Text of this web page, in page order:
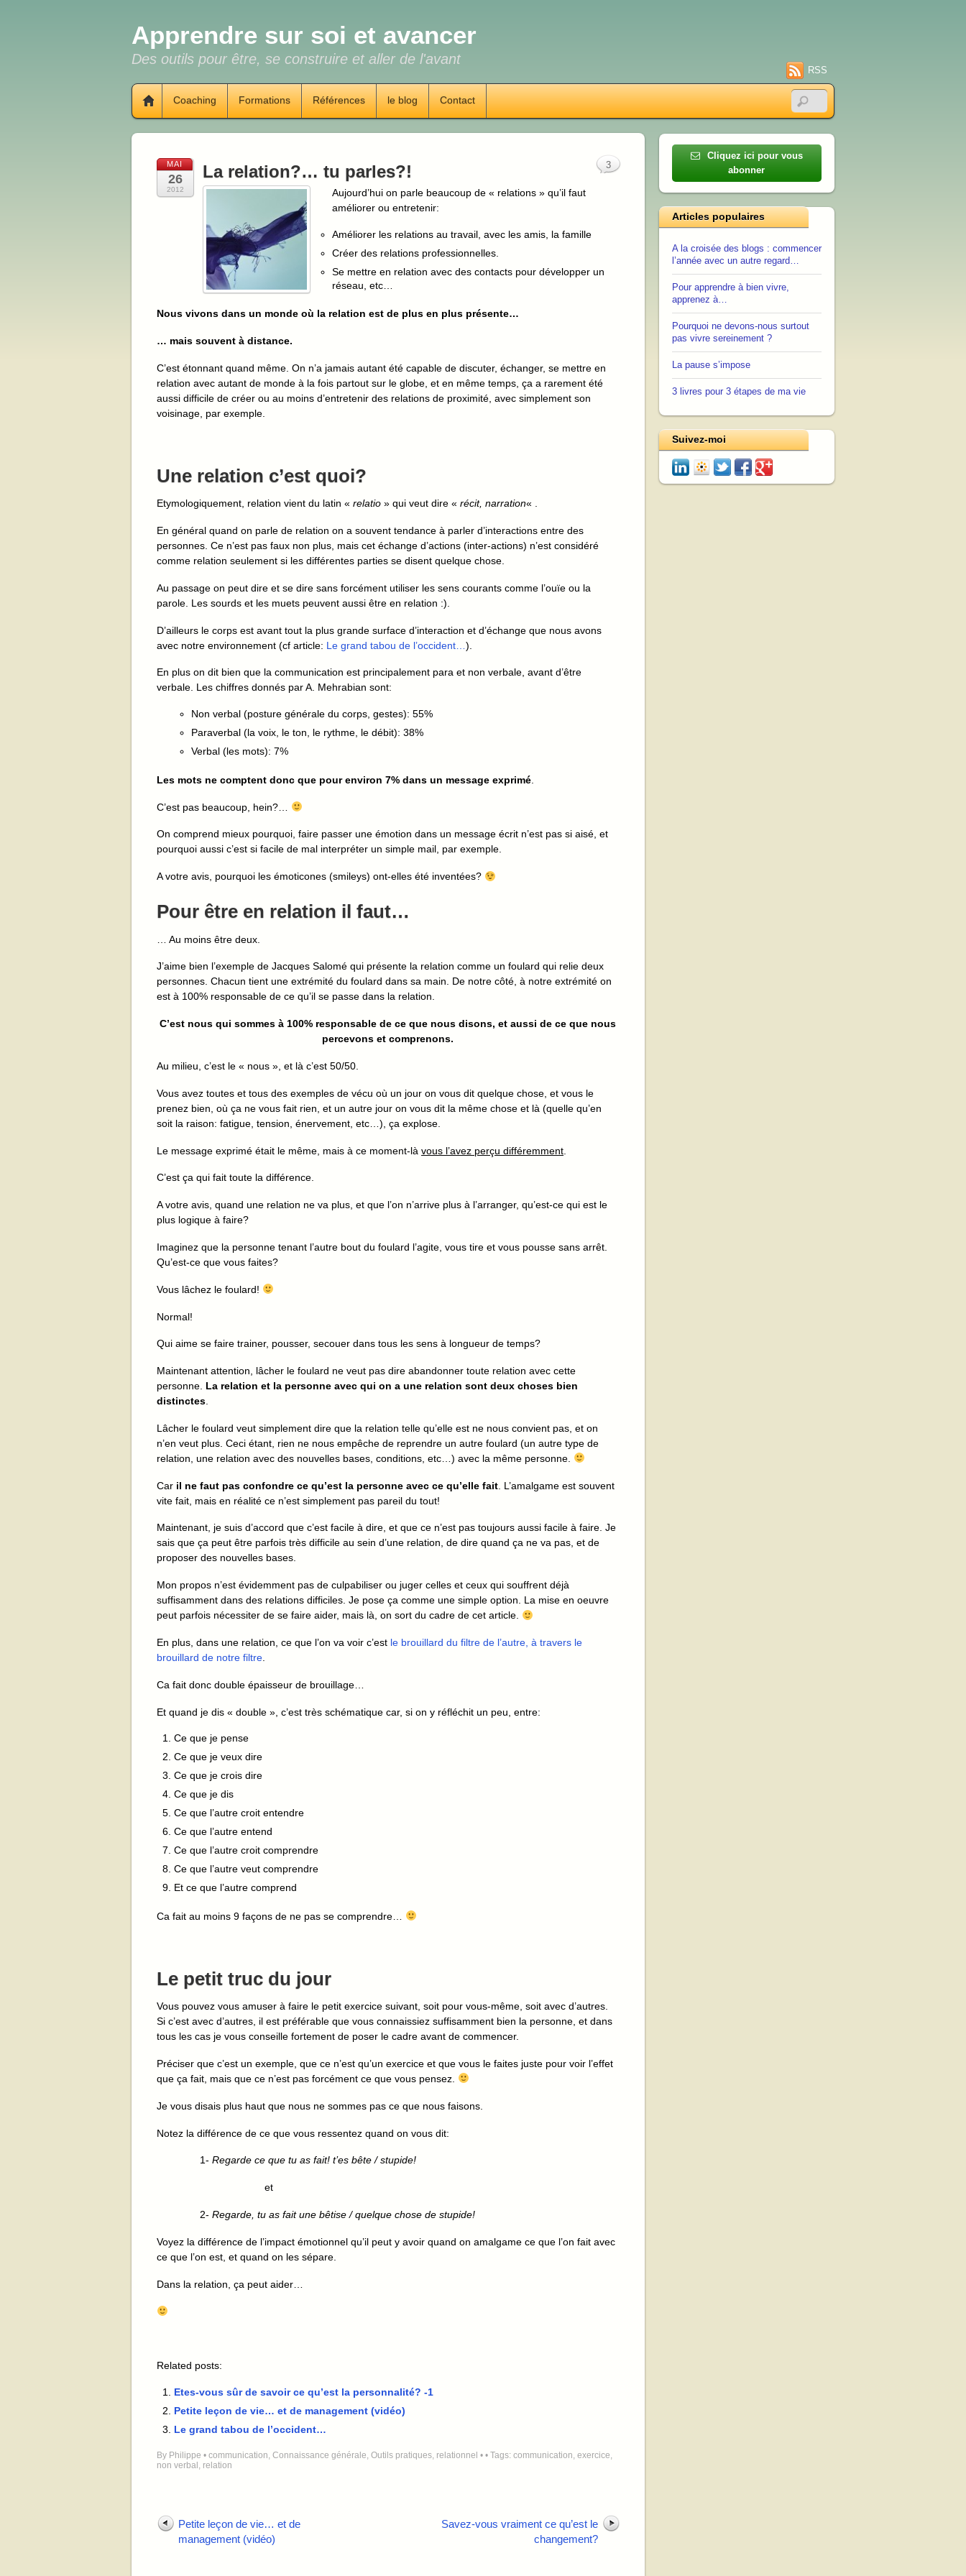
Apprendre sur soi et avancer
Des outils pour être, se construire et aller de l'avant
RSS
Coaching Formations Références le blog Contact
MAI
26
2012
La relation?… tu parles?!
Aujourd’hui on parle beaucoup de « relations » qu’il faut
améliorer ou entretenir:
Améliorer les relations au travail, avec les amis, la famille
Créer des relations professionnelles.
Se mettre en relation avec des contacts pour développer un
réseau, etc…
Nous vivons dans un monde où la relation est de plus en plus présente…
… mais souvent à distance.
C’est étonnant quand même. On n’a jamais autant été capable de discuter, échanger, se mettre en
relation avec autant de monde à la fois partout sur le globe, et en même temps, ça a rarement été
aussi difficile de créer ou au moins d’entretenir des relations de proximité, avec simplement son
voisinage, par exemple.
Une relation c’est quoi?
Etymologiquement, relation vient du latin « relatio » qui veut dire « récit, narration« .
En général quand on parle de relation on a souvent tendance à parler d’interactions entre des
personnes. Ce n’est pas faux non plus, mais cet échange d’actions (inter-actions) n’est considéré
comme relation seulement si les différentes parties se disent quelque chose.
Au passage on peut dire et se dire sans forcément utiliser les sens courants comme l’ouïe ou la
parole. Les sourds et les muets peuvent aussi être en relation :).
D’ailleurs le corps est avant tout la plus grande surface d’interaction et d’échange que nous avons
avec notre environnement (cf article: Le grand tabou de l’occident… ).
En plus on dit bien que la communication est principalement para et non verbale, avant d’être
verbale. Les chiffres donnés par A. Mehrabian sont:
Non verbal (posture générale du corps, gestes): 55%
Paraverbal (la voix, le ton, le rythme, le débit): 38%
Verbal (les mots): 7%
Les mots ne comptent donc que pour environ 7% dans un message exprimé
C’est pas beaucoup, hein?…
On comprend mieux pourquoi, faire passer une émotion dans un message écrit n’est pas si aisé, et
pourquoi aussi c’est si facile de mal interpréter un simple mail, par exemple.
A votre avis, pourquoi les émoticones (smileys) ont-elles été inventées?
Pour être en relation il faut…
… Au moins être deux.
J’aime bien l’exemple de Jacques Salomé qui présente la relation comme un foulard qui relie deux
personnes. Chacun tient une extrémité du foulard dans sa main. De notre côté, à notre extrémité on
est à 100% responsable de ce qu’il se passe dans la relation.
C’est nous qui sommes à 100% responsable de ce que nous disons, et aussi de ce que nous
percevons et comprenons.
Au milieu, c’est le « nous », et là c’est 50/50.
Vous avez toutes et tous des exemples de vécu où un jour on vous dit quelque chose, et vous le
prenez bien, où ça ne vous fait rien, et un autre jour on vous dit la même chose et là (quelle qu’en
soit la raison: fatigue, tension, énervement, etc…), ça explose.
Le message exprimé était le même, mais à ce moment-là vous l’avez perçu différemment
C’est ça qui fait toute la différence.
A votre avis, quand une relation ne va plus, et que l’on n’arrive plus à l’arranger, qu’est-ce qui est le
plus logique à faire?
Imaginez que la personne tenant l’autre bout du foulard l’agite, vous tire et vous pousse sans arrêt.
Qu’est-ce que vous faites?
Vous lâchez le foulard!
Normal!
Qui aime se faire trainer, pousser, secouer dans tous les sens à longueur de temps?
Maintenant attention, lâcher le foulard ne veut pas dire abandonner toute relation avec cette
personne. La relation et la personne avec qui on a une relation sont deux choses bien
distinctes
Lâcher le foulard veut simplement dire que la relation telle qu’elle est ne nous convient pas, et on
n’en veut plus. Ceci étant, rien ne nous empêche de reprendre un autre foulard (un autre type de
relation, une relation avec des nouvelles bases, conditions, etc…) avec la même personne.
Car il ne faut pas confondre ce qu’est la personne avec ce qu’elle fait . L’amalgame est souvent
vite fait, mais en réalité ce n’est simplement pas pareil du tout!
Maintenant, je suis d’accord que c’est facile à dire, et que ce n’est pas toujours aussi facile à faire. Je
sais que ça peut être parfois très difficile au sein d’une relation, de dire quand ça ne va pas, et de
proposer des nouvelles bases.
Mon propos n’est évidemment pas de culpabiliser ou juger celles et ceux qui souffrent déjà
suffisamment dans des relations difficiles. Je pose ça comme une simple option. La mise en oeuvre
peut parfois nécessiter de se faire aider, mais là, on sort du cadre de cet article.
En plus, dans une relation, ce que l’on va voir c’est le brouillard du filtre de l’autre, à travers le
brouillard de notre filtre
Ca fait donc double épaisseur de brouillage…
Et quand je dis « double », c’est très schématique car, si on y réfléchit un peu, entre:
Ce que je pense
Ce que je veux dire
Ce que je crois dire
Ce que je dis
Ce que l’autre croit entendre
Ce que l’autre entend
Ce que l’autre croit comprendre
Ce que l’autre veut comprendre
Et ce que l’autre comprend
Ca fait au moins 9 façons de ne pas se comprendre…
Le petit truc du jour
Vous pouvez vous amuser à faire le petit exercice suivant, soit pour vous-même, soit avec d’autres.
Si c’est avec d’autres, il est préférable que vous connaissiez suffisamment bien la personne, et dans
tous les cas je vous conseille fortement de poser le cadre avant de commencer.
Préciser que c’est un exemple, que ce n’est qu’un exercice et que vous le faites juste pour voir l’effet
que ça fait, mais que ce n’est pas forcément ce que vous pensez.
Je vous disais plus haut que nous ne sommes pas ce que nous faisons.
Notez la différence de ce que vous ressentez quand on vous dit:
1- Regarde ce que tu as fait! t’es bête / stupide!
et
2- Regarde, tu as fait une bêtise / quelque chose de stupide!
Voyez la différence de l’impact émotionnel qu’il peut y avoir quand on amalgame ce que l’on fait avec
ce que l’on est, et quand on les sépare.
Dans la relation, ça peut aider…
Related posts:
Etes-vous sûr de savoir ce qu’est la personnalité? -1
Petite leçon de vie… et de management (vidéo)
Le grand tabou de l’occident…
By Philippe • communication, Connaissance générale, Outils pratiques, relationnel •
3
• Tags: communication, exercice,
non verbal , relation
Petite leçon de vie… et de
management (vidéo)
Savez-vous vraiment ce qu’est le
changement?
Cliquez ici pour vous
abonner
Articles populaires
A la croisée des blogs : commencer
l’année avec un autre regard…
Pour apprendre à bien vivre,
apprenez à…
Pourquoi ne devons-nous surtout
pas vivre sereinement ?
La pause s’impose
3 livres pour 3 étapes de ma vie
Suivez-moi